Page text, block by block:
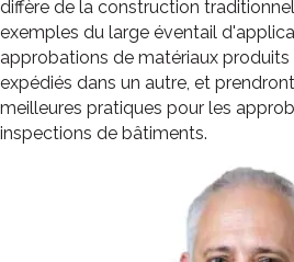
diffère de la construction
exemples du large éventail
approbations de matériaux produits
expédiés dans un autre, et
meilleures pratiques pour les
inspections de bâtiments.